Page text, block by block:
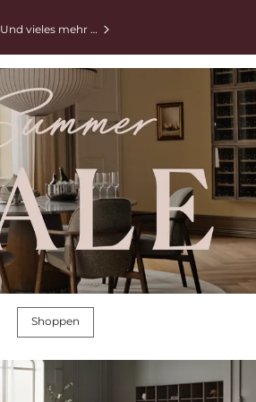
Und vieles mehr …
Shoppen